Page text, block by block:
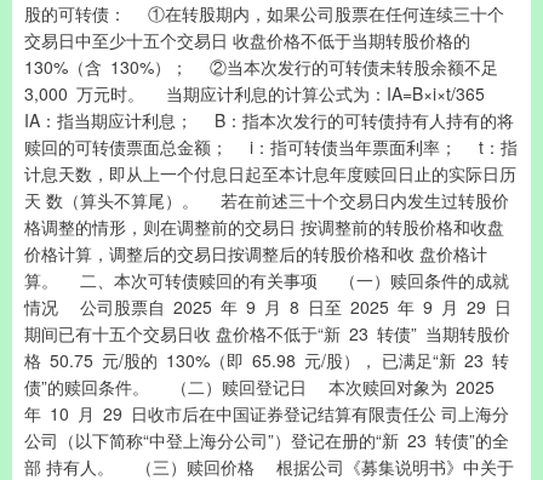
股的可转债： ①在转股期内，如果公司股票在任何连续三十个
交易日中至少十五个交易日 收盘价格不低于当期转股价格的
130%（含 130%）； ②当本次发行的可转债未转股余额不足
3,000 万元时。 当期应计利息的计算公式为：IA=B×i×t/365
IA：指当期应计利息； B：指本次发行的可转债持有人持有的将
赎回的可转债票面总金额； i：指可转债当年票面利率； t：指
计息天数，即从上一个付息日起至本计息年度赎回日止的实际日历
天 数（算头不算尾）。 若在前述三十个交易日内发生过转股价
格调整的情形，则在调整前的交易日 按调整前的转股价格和收盘
价格计算，调整后的交易日按调整后的转股价格和收 盘价格计
算。 二、本次可转债赎回的有关事项 （一）赎回条件的成就
情况 公司股票自 2025 年 9 月 8 日至 2025 年 9 月 29 日
期间已有十五个交易日收 盘价格不低于“新 23 转债” 当期转股价
格 50.75 元/股的 130%（即 65.98 元/股）， 已满足“新 23 转
债”的赎回条件。 （二）赎回登记日 本次赎回对象为 2025
年 10 月 29 日收市后在中国证券登记结算有限责任公 司上海分
公司（以下简称“中登上海分公司”）登记在册的“新 23 转债”的全
部 持有人。 （三）赎回价格 根据公司《募集说明书》中关于